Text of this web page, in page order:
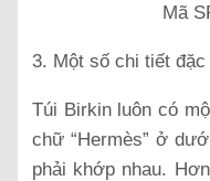
Mã
3. Một số chi tiết
Túi Birkin luôn có
chữ “Hermès” ở
phải khớp nhau.